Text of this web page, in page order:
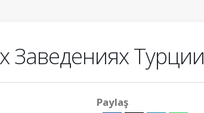
Заведениях Турции
Paylaş